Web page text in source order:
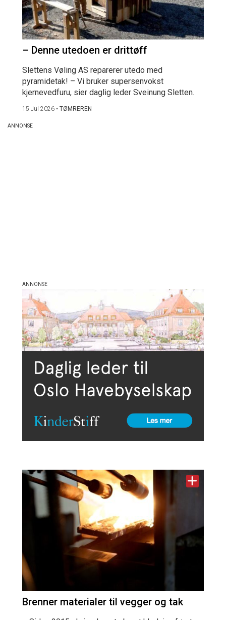
– Denne utedoen er drittøff
Slettens Vøling AS reparerer utedo med
pyramidetak! – Vi bruker supersenvokst
kjernevedfuru, sier daglig leder Sveinung Sletten.
15 Jul 2026 • TØMREREN
Brenner materialer til vegger og tak